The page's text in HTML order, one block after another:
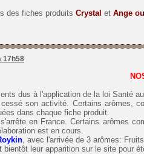
des fiches produits Crystal et Ange
17h58
dus à l'application de la loi Santé
son activité. Certains arômes,
dans chaque fiche produit.
en France. Certains arômes
est en cours.
, avec l'arrivée de 3 arômes:
bientôt leur apparition sur le site pour